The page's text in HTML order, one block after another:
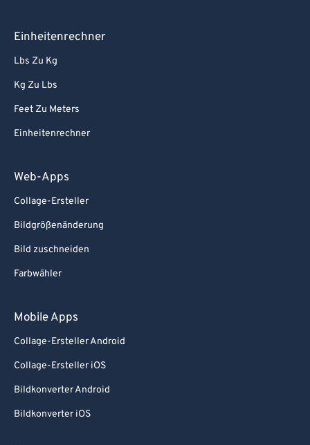
Einheitenrechner
Lbs Zu Kg
Kg Zu Lbs
Feet Zu Meters
Einheitenrechner
Web-Apps
Collage-Ersteller
Bildgrößenänderung
Bild zuschneiden
Farbwähler
Mobile Apps
Collage-Ersteller Android
Collage-Ersteller iOS
Bildkonverter Android
Bildkonverter iOS